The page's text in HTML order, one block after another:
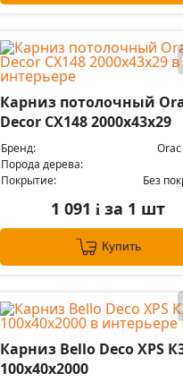
Карниз потолочный
Decor CX148 2000х43х29
Бренд:
Порода дерева:
Покрытие:
Без
1 091i за 1 шт
Купить
Карниз Bello Deco XPS
100х40х2000